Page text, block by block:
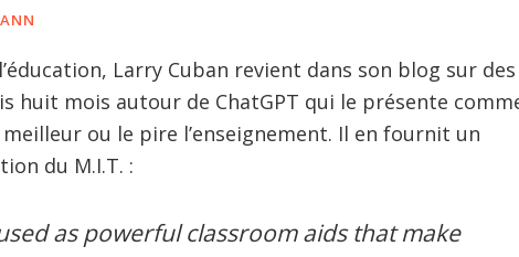
Larry Cuban revient dans son blog sur des
huit mois autour de ChatGPT qui le présente
ou le pire l’enseignement. Il en fournit un
du M.I.T. :
as powerful classroom aids that make